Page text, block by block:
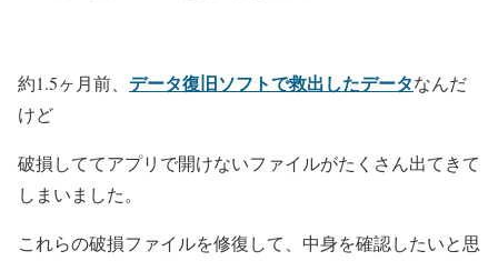
約1.5ヶ月前、 データ復旧ソフトで救出したデータなんだ
けど
破損しててアプリで開けないファイルがたくさん出てきて
しまいました。
これらの破損ファイルを修復して、中身を確認したいと思